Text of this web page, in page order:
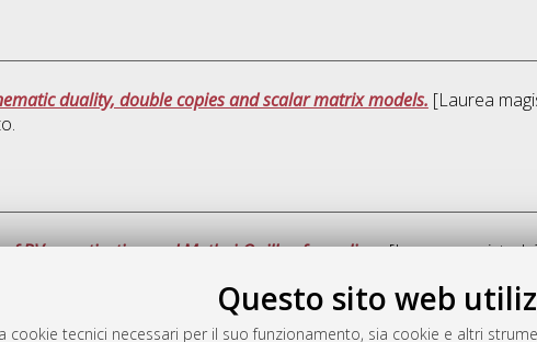
Questo sito web
cookie tecnici necessari per il suo funzionamento, sia cookie e altri
duality, double copies and scalar matrix models. [Laurea
of BV quantization and Mathai-Quillen formalism.[Laurea